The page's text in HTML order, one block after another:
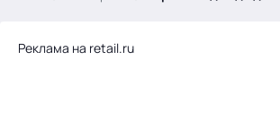
Реклама на retail.ru